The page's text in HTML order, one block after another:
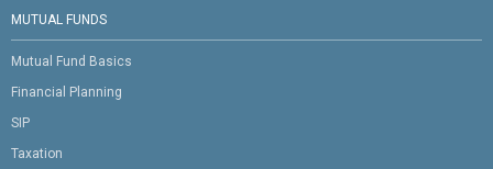
MUTUAL FUNDS
Mutual Fund Basics
Financial Planning
SIP
Taxation